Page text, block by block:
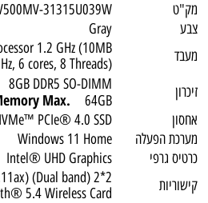
מק"ט
31315U039W
צבע
Gray
מעבד
1.2 GHz (10MB
6 cores, 8 Threads)
זיכרון
8GB DDR5 SO-DIMM
Max.
64GB
אחסון
PCIe® 4.0 SSD
מערכת הפעלה
Windows 11 Home
כרטיס גרפי
Intel® UHD Graphics
קישוריות
(Dual band) 2*2
5.4 Wireless Card